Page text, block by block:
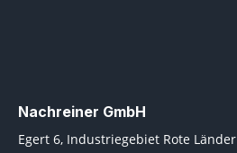
Nachreiner GmbH
Egert 6, Industriegebiet Rote Länder